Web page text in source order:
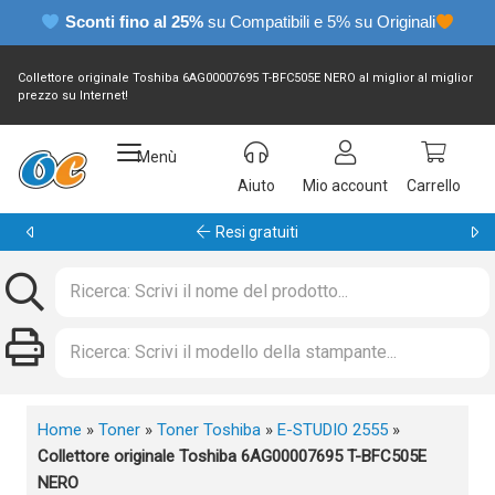
Sconti fino al 25% su Compatibili e 5% su Originali
Collettore originale Toshiba 6AG00007695 T-BFC505E NERO al miglior al miglior
prezzo su Internet!
Menù
Aiuto
Mio account Carrello
Garanzia 24 mesi
Home » Toner » Toner Toshiba » E-STUDIO 2555 »
Collettore originale Toshiba 6AG00007695 T-BFC505E
NERO